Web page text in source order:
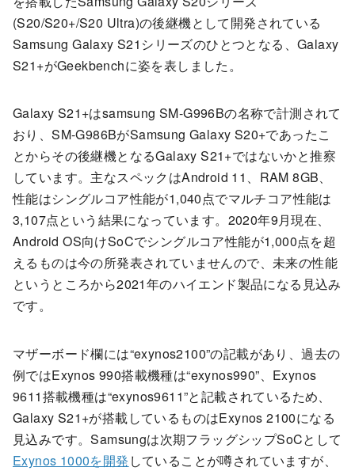
(S20/S20+/S20 Ultra)の後継機として開発されている
Samsung Galaxy S21シリーズのひとつとなる、Galaxy
S21+がGeekbenchに姿を表しました。
Galaxy S21+はsamsung SM-G996Bの名称で計測されて
おり、SM-G986BがSamsung Galaxy S20+であったこ
とからその後継機となるGalaxy S21+ではないかと推察
しています。主なスペックはAndroid 11、RAM 8GB、
性能はシングルコア性能が1,040点でマルチコア性能は
3,107点という結果になっています。2020年9月現在、
Android OS向けSoCでシングルコア性能が1,000点を超
えるものは今の所発表されていませんので、未来の性能
というところから2021年のハイエンド製品になる見込み
です。
マザーボード欄には“exynos2100”の記載があり、過去の
例ではExynos 990搭載機種は“exynos990”、Exynos
9611搭載機種は“exynos9611”と記載されているため、
Galaxy S21+が搭載しているものはExynos 2100になる
見込みです。Samsungは次期フラッグシップSoCとして
Exynos 1000を開発 していることが噂されていますが、